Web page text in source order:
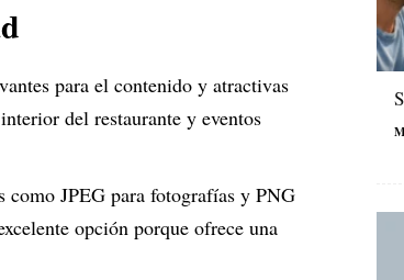
para el contenido y atractivas
del restaurante y eventos
JPEG para fotografías y PNG
opción porque ofrece una